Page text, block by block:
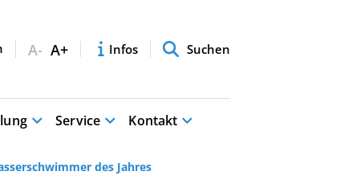
A- A+ Infos Suchen
Service Kontakt
des Jahres